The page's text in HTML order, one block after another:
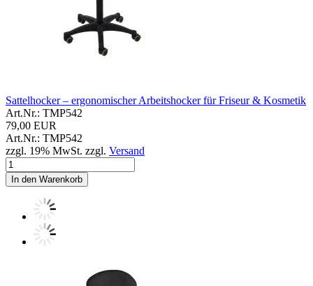
Sattelhocker – ergonomischer Arbeitshocker für Friseur & Kosmetik
Art.Nr.: TMP542
79,00 EUR
Art.Nr.: TMP542
zzgl. 19% MwSt. zzgl. Versand
In den Warenkorb